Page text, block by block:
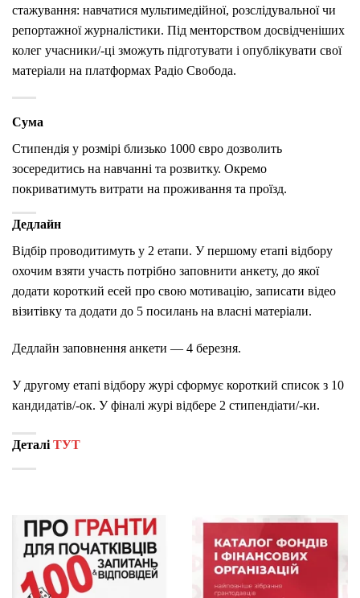
стажування: навчатися мультимедійної, розслідувальної чи
репортажної журналістики. Під менторством досвідченіших
колег учасники/-ці зможуть підготувати і опублікувати свої
матеріали на платформах Радіо Свобода.
Сума
Стипендія у розмірі близько 1000 євро дозволить
зосередитись на навчанні та розвитку. Окремо
покриватимуть витрати на проживання та проїзд.
Дедлайн
Відбір проводитимуть у 2 етапи. У першому етапі відбору
охочим взяти участь потрібно заповнити анкету, до якої
додати короткий есей про свою мотивацію, записати відео
візитівку та додати до 5 посилань на власні матеріали.
Дедлайн заповнення анкети — 4 березня.
У другому етапі відбору журі сформує короткий список з 10
кандидатів/-ок. У фіналі журі відбере 2 стипендіати/-ки.
Деталі ТУТ